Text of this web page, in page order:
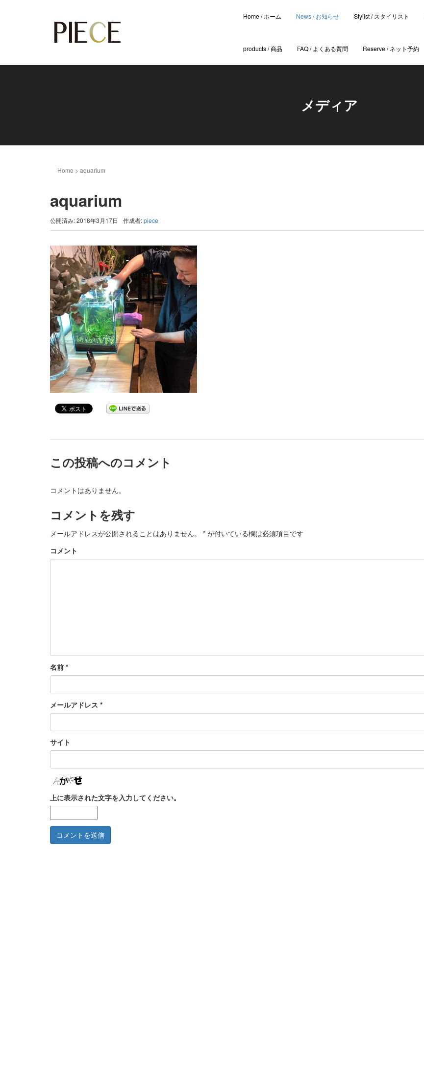
Home / ホーム News / お知らせ Stylist / スタイリスト
products / 商品 FAQ / よくある質問 Reserve / ネット予約
メディア
Home > aquarium
aquarium
公開済み: 2018年3月17日 作成者:piece
この投稿へのコメント
コメントはありません。
コメントを残す
メールアドレスが公開されることはありません。 * が付いている欄は必須項目です
コメント
名前 *
メールアドレス *
サイト
上に表示された文字を入力してください。